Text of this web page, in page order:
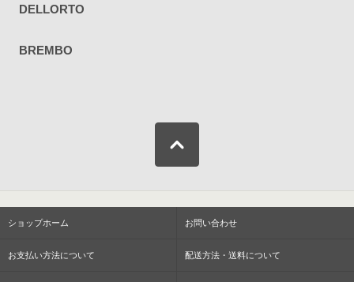
DELLORTO
BREMBO
ショップホーム お問い合わせ
お支払い方法について 配送方法・送料について